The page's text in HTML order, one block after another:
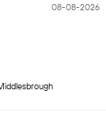
08-08-2026